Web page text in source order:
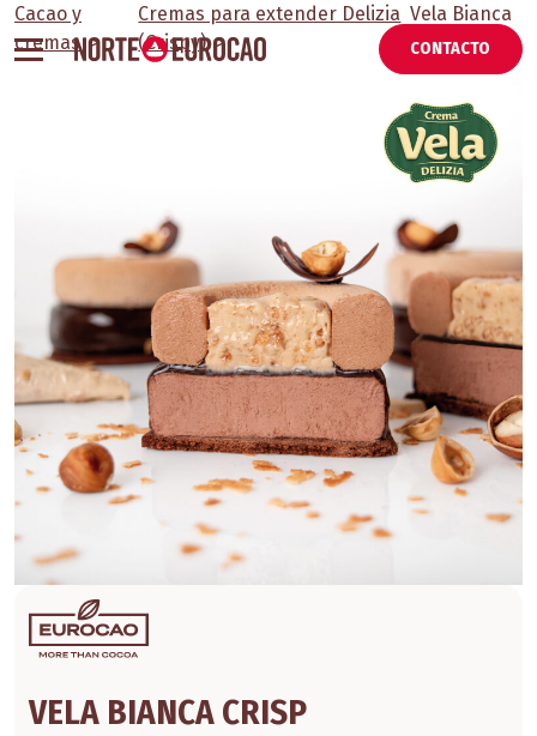
Skip
to
CONTACTO
Cacao y
cremas >
Cremas para extender Delizia
(Crispy) >
Vela Bianca
Crisp
VELA BIANCA CRISP